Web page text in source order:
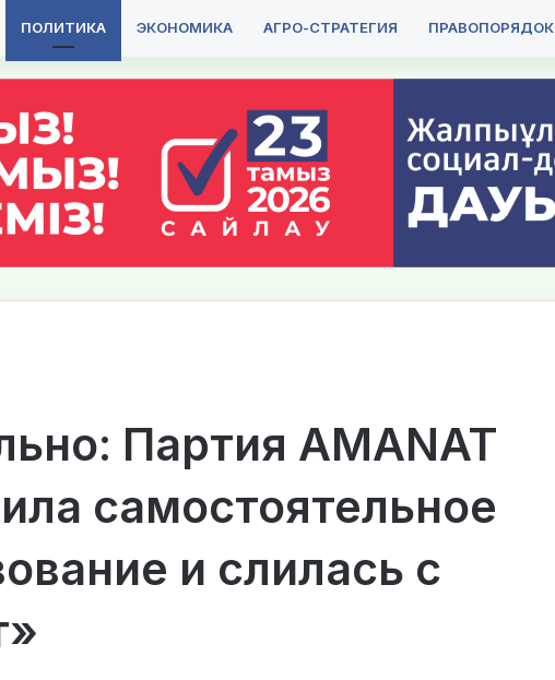
ПОЛИТИКА ЭКОНОМИКА АГРО-СТРАТЕГИЯ ПРАВОПОРЯДОК
Партия AMANAT
самостоятельное
и слилась с